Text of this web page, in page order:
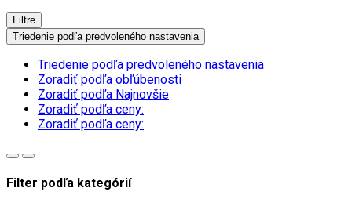
Filtre
Triedenie podľa predvoleného nastavenia
Triedenie podľa predvoleného nastavenia
Zoradiť podľa obľúbenosti
Zoradiť podľa Najnovšie
Zoradiť podľa ceny:
Zoradiť podľa ceny:
Filter podľa kategórií